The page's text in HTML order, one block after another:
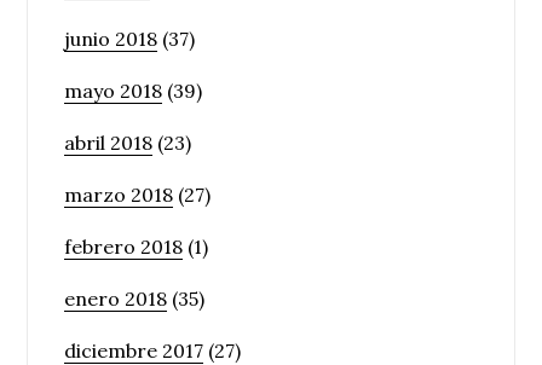
junio 2018 (37)
mayo 2018 (39)
abril 2018 (23)
marzo 2018 (27)
febrero 2018 (1)
enero 2018 (35)
diciembre 2017 (27)